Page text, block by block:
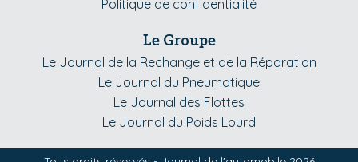
Politique de confidentialité
Le Groupe
Le Journal de la Rechange et de la Réparation
Le Journal du Pneumatique
Le Journal des Flottes
Le Journal du Poids Lourd